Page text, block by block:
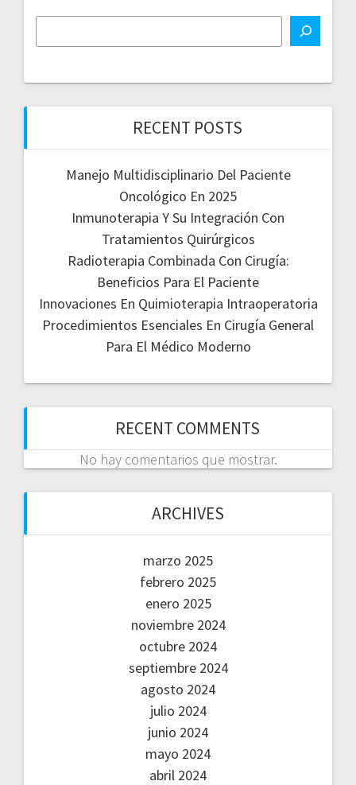
RECENT POSTS
Manejo Multidisciplinario Del Paciente
Oncológico En 2025
Inmunoterapia Y Su Integración Con
Tratamientos Quirúrgicos
Radioterapia Combinada Con Cirugía:
Beneficios Para El Paciente
Innovaciones En Quimioterapia Intraoperatoria
Procedimientos Esenciales En Cirugía General
Para El Médico Moderno
RECENT COMMENTS
No hay comentarios que mostrar.
ARCHIVES
marzo 2025
febrero 2025
enero 2025
noviembre 2024
octubre 2024
septiembre 2024
agosto 2024
julio 2024
junio 2024
mayo 2024
abril 2024